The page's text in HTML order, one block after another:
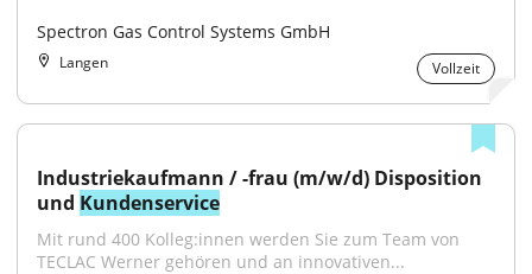
Spectron Gas Control Systems GmbH
Langen Vollzeit
Industriekaufmann / -frau (m/w/d) Disposition
und Kundenservice
Mit rund 400 Kolleg:innen werden Sie zum Team von
TECLAC Werner gehören und an innovativen...